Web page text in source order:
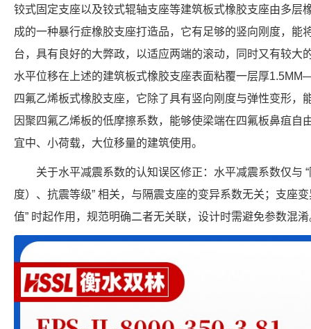
铰式固定支座以及铰式辊轴支座等建筑板式橡胶支座由多层
成的一种暴行症橡胶支座打造品，它有足够的竖向刚度，能
台，具有良好的大弊政，以适应两端的滚动，同时又有较大
水平位移在上述的建筑板式橡胶支座表面粘覆一层厚
四氟乙烯板式橡胶支座，它除了具有竖向刚度与弹性变形，
因聚四氟乙烯板的低摩擦系数，能够使梁端在四氟板鼻疽自
宜中、小荷载，大位移量的建筑使用。
关于水平减震系数的认知误区修正：水平减震系数仅与
度）、抗震等级” 相关，与隔震支座的变异系数无关；支座
值” 时起作用，规范明确二者无关联，设计时需避免参数混淆